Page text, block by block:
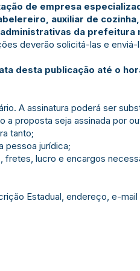
de empresa
auxiliar de
da prefeitura
deverão solicitá-las e enviá-
desta publicação até o
A assinatura poderá ser
a proposta seja assinada por
tanto;
pessoa jurídica;
fretes, lucro e encargos
Estadual, endereço, e-